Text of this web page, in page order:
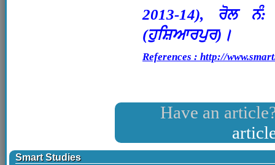
2013-14), ਰੋਲ
(ਹੁਸ਼ਿਆਰਪੁਰ)।
References : http://
Have an
Smart Studies